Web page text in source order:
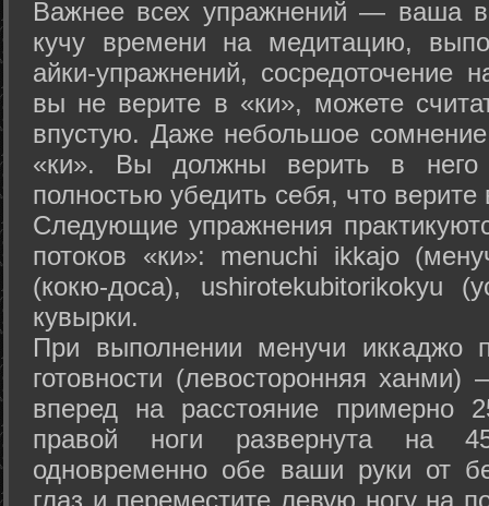
Важнее всех упражнений — ваша
кучу времени на медитацию,
айки-упражнений, сосредоточение
вы не верите в «ки», можете
впустую. Даже небольшое сомнение
«ки». Вы должны верить в
полностью убедить себя, что верите
Следующие упражнения
потоков «ки»: menuchi ikkajo
(кокю-доса), ushiro­tekubitori­kokyu
кувырки.
При выполнении менучи иккаджо
готовности (левосторонняя
вперед на расстояние примерно
правой ноги развернута на
одновременно обе ваши руки от